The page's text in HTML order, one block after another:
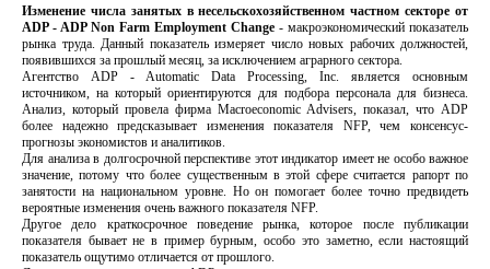
Изменение числа занятых в несельскохозяйственном частном секторе от
ADP - ADP Non Farm Employment Change - макроэкономический показатель
рынка труда. Данный показатель измеряет число новых рабочих должностей,
появившихся за прошлый месяц, за исключением аграрного сектора.
Агентство ADP - Automatic Data Processing, Inc. является основным
источником, на который ориентируются для подбора персонала для бизнеса.
Анализ, который провела фирма Macroeconomic Advisers, показал, что ADP
более надежно предсказывает изменения показателя NFP, чем консенсус-
прогнозы экономистов и аналитиков.
Для анализа в долгосрочной перспективе этот индикатор имеет не особо важное
значение, потому что более существенным в этой сфере считается рапорт по
занятости на национальном уровне. Но он помогает более точно предвидеть
вероятные изменения очень важного показателя NFP.
Другое дело краткосрочное поведение рынка, которое после публикации
показателя бывает не в пример бурным, особо это заметно, если настоящий
показатель ощутимо отличается от прошлого.